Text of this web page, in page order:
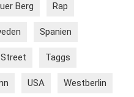
Berg Rap
Spanien
Street Taggs
USA Westberlin